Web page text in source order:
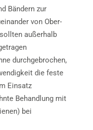
Bändern zur
von Ober-
außerhalb
durchgebrochen,
die feste
Einsatz
Behandlung mit
bei